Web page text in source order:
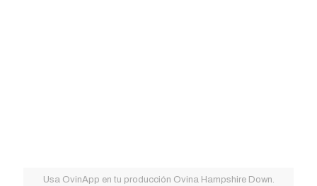
Usa OvinApp en tu producción Ovina Hampshire Down.